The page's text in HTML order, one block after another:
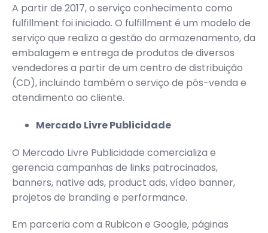
A partir de 2017, o serviço conhecimento como
fulfillment foi iniciado. O fulfillment é um modelo de
serviço que realiza a gestão do armazenamento, da
embalagem e entrega de produtos de diversos
vendedores a partir de um centro de distribuição
(CD), incluindo também o serviço de pós-venda e
atendimento ao cliente.
Mercado Livre Publicidade
O Mercado Livre Publicidade comercializa e
gerencia campanhas de links patrocinados,
banners, native ads, product ads, vídeo banner,
projetos de branding e performance.
Em parceria com a Rubicon e Google, páginas